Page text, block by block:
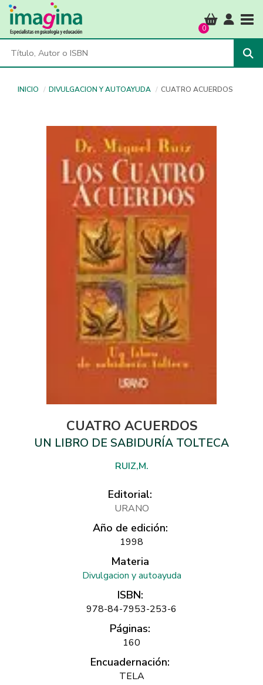
0
INICIO DIVULGACION Y AUTOAYUDA CUATRO ACUERDOS
CUATRO ACUERDOS
UN LIBRO DE SABIDURÍA TOLTECA
RUIZ,M.
Editorial:
URANO
Año de edición:
1998
Materia
Divulgacion y autoayuda
ISBN:
978-84-7953-253-6
Páginas:
160
Encuadernación:
TELA